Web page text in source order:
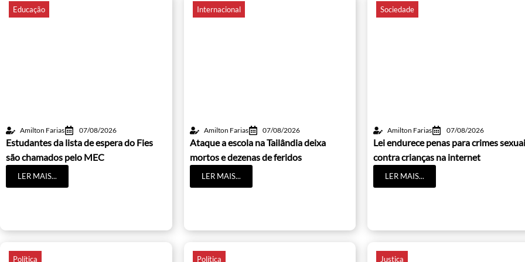
Educação
Amilton Farias 07/08/2026
Estudantes da lista de espera do Fies
são chamados pelo MEC
LER MAIS...
Internacional
Amilton Farias 07/08/2026
Ataque a escola na Tailândia deixa
mortos e dezenas de feridos
LER MAIS...
Sociedade
Amilton Farias 07/08/2026
Lei endurece penas para crimes
contra crianças na internet
LER MAIS...
Política Política Justiça